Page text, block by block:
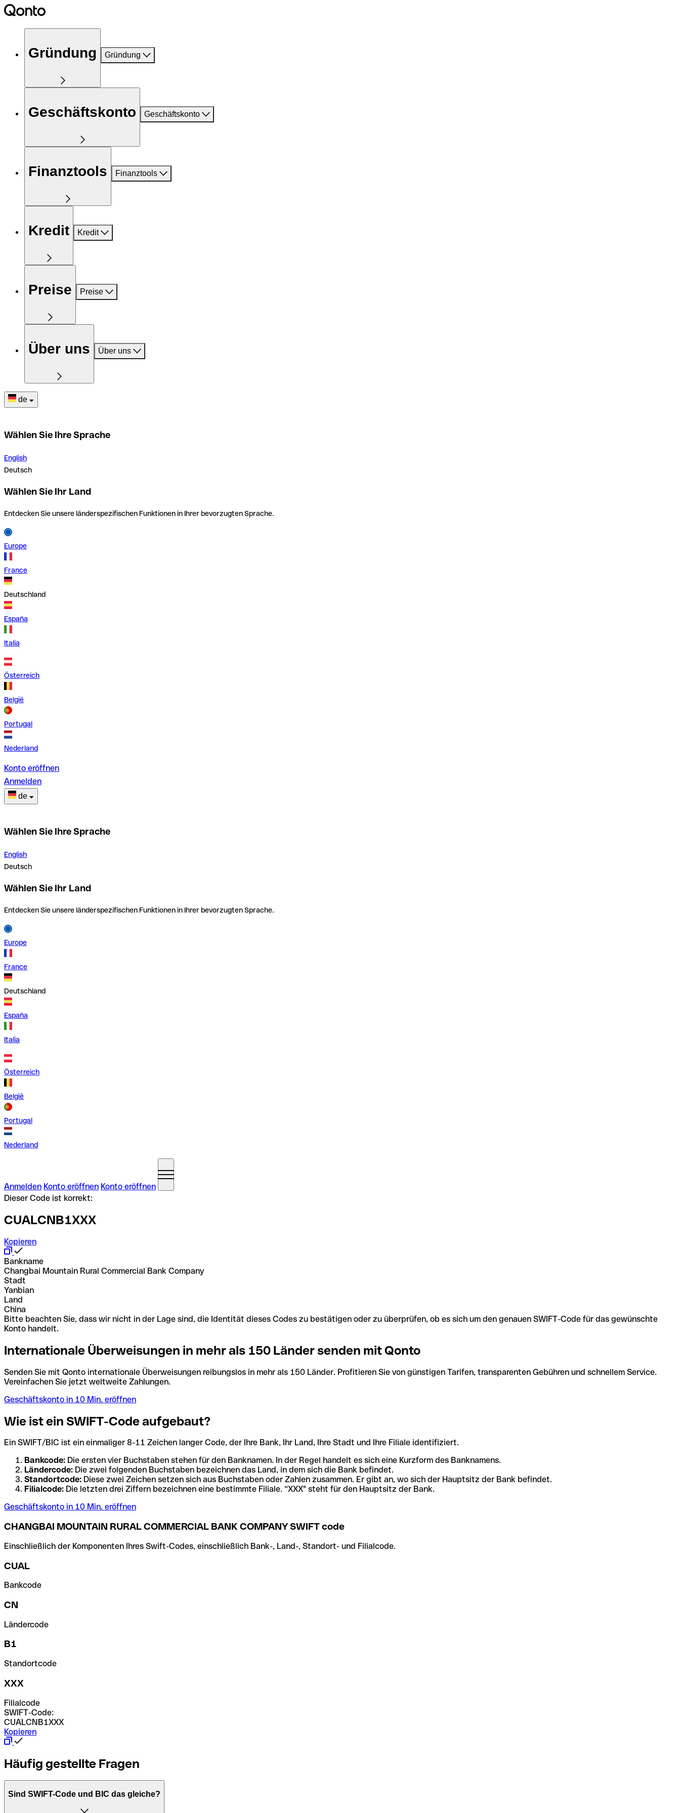
Gründung Gründung
Geschäftskonto Geschäftskonto
Finanztools Finanztools
Kredit Kredit
Preise Preise
Über uns Über uns
de
Wählen Sie Ihre Sprache
English
Deutsch
Wählen Sie Ihr Land
Entdecken Sie unsere länderspezifischen Funktionen in Ihrer bevorzugten Sprache.
Europe
France
Deutschland
España
Italia
Österreich
België
Portugal
Nederland
Konto eröffnen
Anmelden
de
Wählen Sie Ihre Sprache
English
Deutsch
Wählen Sie Ihr Land
Entdecken Sie unsere länderspezifischen Funktionen in Ihrer bevorzugten Sprache.
Europe
France
Deutschland
España
Italia
Österreich
België
Portugal
Nederland
Anmelden Konto eröffnen Konto eröffnen
Dieser Code ist korrekt:
CUALCNB1XXX
Kopieren
Bankname
Changbai Mountain Rural Commercial Bank Company
Stadt
Yanbian
Land
China
Bitte beachten Sie, dass wir nicht in der Lage sind, die Identität dieses Codes zu bestätigen oder zu überprüfen, ob es sich um den genauen SWIFT-Code für das gewünschte
Konto handelt.
Internationale Überweisungen in mehr als 150 Länder senden mit Qonto
Senden Sie mit Qonto internationale Überweisungen reibungslos in mehr als 150 Länder. Profitieren Sie von günstigen Tarifen, transparenten Gebühren und schnellem Service.
Vereinfachen Sie jetzt weltweite Zahlungen.
Geschäftskonto in 10 Min. eröffnen
Wie ist ein SWIFT-Code aufgebaut?
Ein SWIFT/BIC ist ein einmaliger 8-11 Zeichen langer Code, der Ihre Bank, Ihr Land, Ihre Stadt und Ihre Filiale identifiziert.
Bankcode: Die ersten vier Buchstaben stehen für den Banknamen. In der Regel handelt es sich eine Kurzform des Banknamens.
Ländercode: Die zwei folgenden Buchstaben bezeichnen das Land, in dem sich die Bank befindet.
Standortcode: Diese zwei Zeichen setzen sich aus Buchstaben oder Zahlen zusammen. Er gibt an, wo sich der Hauptsitz der Bank befindet.
Filialcode: Die letzten drei Ziffern bezeichnen eine bestimmte Filiale. “XXX" steht für den Hauptsitz der Bank.
Geschäftskonto in 10 Min. eröffnen
CHANGBAI MOUNTAIN RURAL COMMERCIAL BANK COMPANY SWIFT code
Einschließlich der Komponenten Ihres Swift-Codes, einschließlich Bank-, Land-, Standort- und Filialcode.
CUAL
Bankcode
CN
Ländercode
B1
Standortcode
XXX
Filialcode
SWIFT-Code:
CUALCNB1XXX
Kopieren
Häufig gestellte Fragen
Sind SWIFT-Code und BIC das gleiche?